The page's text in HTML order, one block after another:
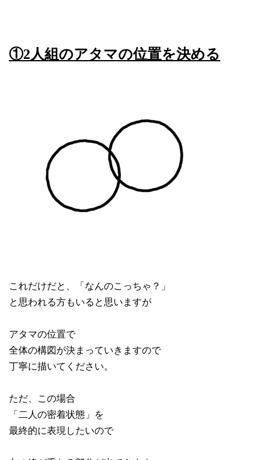
①2人組のアタマの位置を決める
これだけだと、「なんのこっちゃ？」
と思われる方もいると思いますが
アタマの位置で
全体の構図が決まっていきますので
丁寧に描いてください。
ただ、この場合
「二人の密着状態」を
最終的に表現したいので